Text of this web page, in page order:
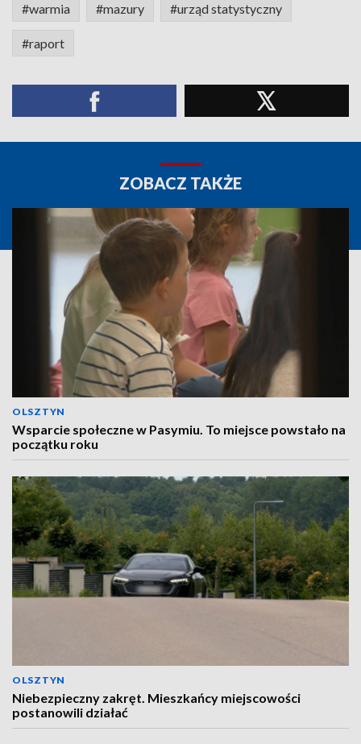
#warmia #mazury #urząd statystyczny
#raport
ZOBACZ TAKŻE
OLSZTYN
Wsparcie społeczne w Pasymiu. To miejsce powstało na
początku roku
OLSZTYN
Niebezpieczny zakręt. Mieszkańcy miejscowości
postanowili działać